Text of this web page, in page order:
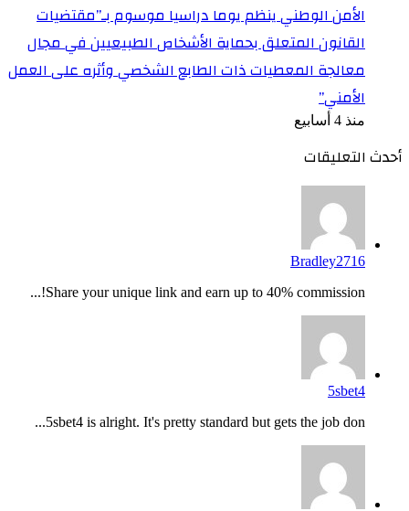
الأمن الوطني ينظم يوما دراسيا موسوم بـ”مقتضيات
القانون المتعلق بحماية الأشخاص الطبيعيين في مجال
معالجة المعطيات ذات الطابع الشخصي وأثره على العمل
الأمني”
منذ 4 أسابيع
أحدث التعليقات
Bradley2716
Share your unique link and earn up to 40% commission!...
5sbet4
5sbet4 is alright. It's pretty standard but gets the job don...